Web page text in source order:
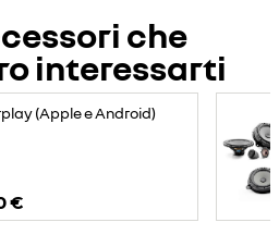
che
interessarti
(Apple e Android)
€